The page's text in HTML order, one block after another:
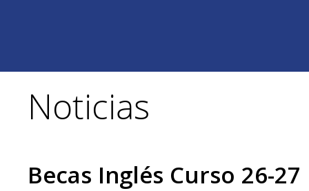
Noticias
Becas Inglés Curso 26-27